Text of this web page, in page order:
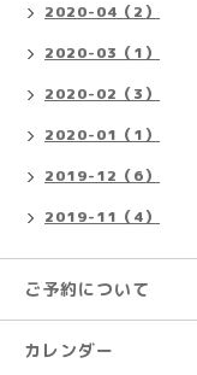
2020-04（2）
2020-03（1）
2020-02（3）
2020-01（1）
2019-12（6）
2019-11（4）
ご予約について
カレンダー